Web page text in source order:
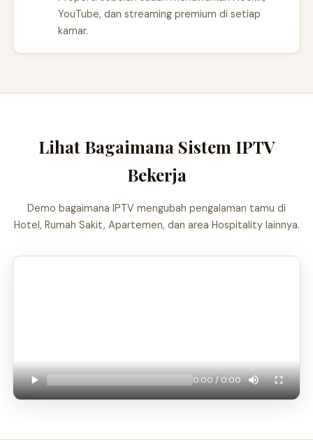
YouTube, dan streaming premium di setiap
kamar.
Lihat Bagaimana Sistem IPTV
Bekerja
Demo bagaimana IPTV mengubah pengalaman tamu di
Hotel, Rumah Sakit, Apartemen, dan area Hospitality lainnya.
0:00 / 0:00